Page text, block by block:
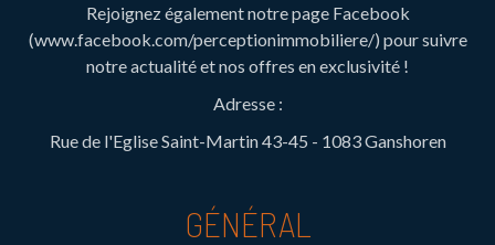
Rejoignez également notre page Facebook
(www.facebook.com/perceptionimmobiliere/) pour suivre
notre actualité et nos offres en exclusivité !
Adresse :
Rue de l'Eglise Saint-Martin 43-45 - 1083 Ganshoren
GÉNÉRAL